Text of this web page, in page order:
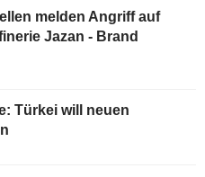
melden Angriff auf
Jazan - Brand
Türkei will neuen